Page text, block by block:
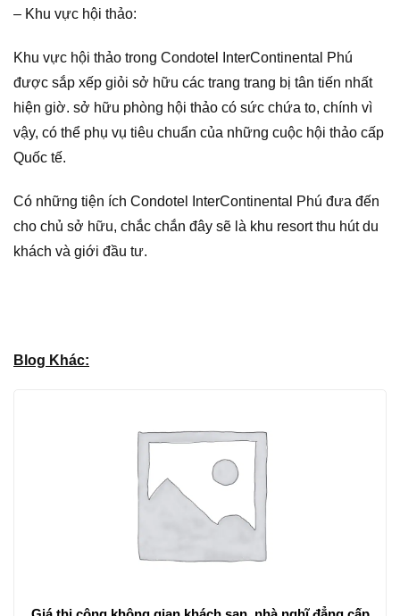
– Khu vực hội thảo:
Khu vực hội thảo trong Condotel InterContinental Phú
được sắp xếp giỏi sở hữu các trang trang bị tân tiến nhất
hiện giờ. sở hữu phòng hội thảo có sức chứa to, chính vì
vậy, có thể phụ vụ tiêu chuẩn của những cuộc hội thảo cấp
Quốc tế.
Có những tiện ích Condotel InterContinental Phú đưa đến
cho chủ sở hữu, chắc chắn đây sẽ là khu resort thu hút du
khách và giới đầu tư.
Blog Khác: